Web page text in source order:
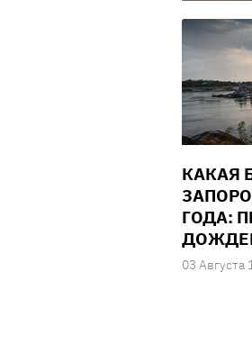
КАКАЯ
ГОДА:
03 Августа